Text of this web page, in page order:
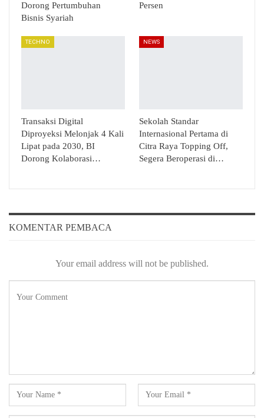
Dorong Pertumbuhan
Bisnis Syariah
Persen
TECHNO
Transaksi Digital
Diproyeksi Melonjak 4 Kali
Lipat pada 2030, BI
Dorong Kolaborasi…
NEWS
Sekolah Standar
Internasional Pertama di
Citra Raya Topping Off,
Segera Beroperasi di…
KOMENTAR PEMBACA
Your email address will not be published.